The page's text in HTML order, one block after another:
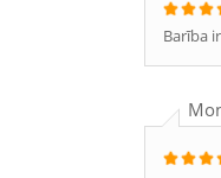
Barība